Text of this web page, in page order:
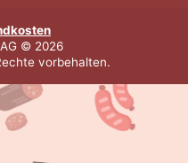
© 2026
vorbehalten.